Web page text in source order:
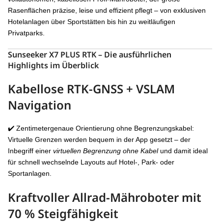
Rasenflächen präzise, leise und effizient pflegt – von exklusiven
Hotelanlagen über Sportstätten bis hin zu weitläufigen
Privatparks.
SunseekerX7 PLUS RTK – Die ausführlichen
Highlights im Überblick
Kabellose RTK-GNSS + VSLAM
Navigation
✔️ Zentimetergenaue Orientierung ohne Begrenzungskabel:
Virtuelle Grenzen werden bequem in der App gesetzt – der
Inbegriff einer virtuellen Begrenzung ohne Kabelund damit ideal
für schnell wechselnde Layouts auf Hotel-, Park- oder
Sportanlagen.
KraftvollerAllrad-Mähroboter mit
70 % Steigfähigkeit